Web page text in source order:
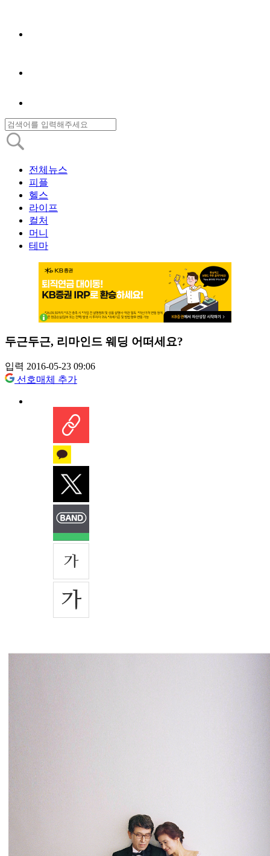
전체뉴스
피플
헬스
라이프
컬처
머니
테마
두근두근, 리마인드 웨딩 어떠세요?
입력 2016-05-23 09:06
선호매체 추가